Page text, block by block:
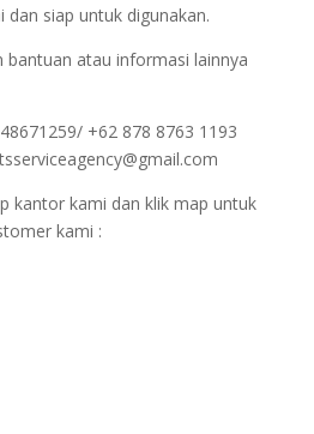
dan siap untuk digunakan.
bantuan atau informasi lainnya
+62 878 8763 1193
kantor kami dan klik map untuk
kami :